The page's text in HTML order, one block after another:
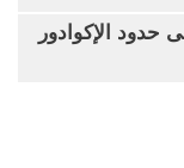
على حدود الإكوادور